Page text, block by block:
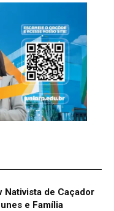
Nativista de Caçador
e Família